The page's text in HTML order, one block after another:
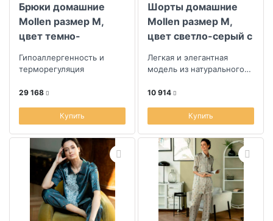
Брюки домашние
Mollen размер M,
цвет темно-
горох
Гипоаллергенность и
терморегуляция
29 168
Купить
Шорты домашние
Mollen размер M,
цвет светло-серый с
Легкая и элегантная
модель из натурального
10 914
Купить